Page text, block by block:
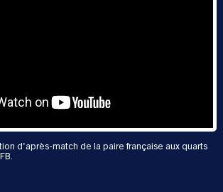
d'après-match de la paire française aux quarts